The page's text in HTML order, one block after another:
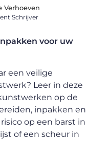
Verhoeven
Schrijver
voor uw
een veilige
Leer in deze
op de
inpakken en
op een barst in
of een scheur in